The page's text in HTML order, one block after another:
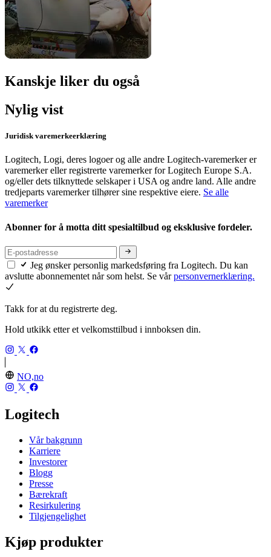
Kanskje liker du også
Nylig vist
Juridisk varemerkeerklæring
Logitech, Logi, deres logoer og alle andre Logitech-varemerker er
varemerker eller registrerte varemerker for Logitech Europe S.A.
og/eller dets tilknyttede selskaper i USA og andre land. Alle andre
tredjeparts varemerker tilhører sine respektive eiere. Se alle
varemerker
Abonner for å motta ditt spesialtilbud og eksklusive fordeler.
Jeg ønsker personlig markedsføring fra Logitech. Du kan
avslutte abonnementet når som helst. Se vårpersonvernerklæring.
Takk for at du registrerte deg.
Hold utkikk etter et velkomsttilbud i innboksen din.
NO,no
Logitech
Vår bakgrunn
Karriere
Investorer
Blogg
Presse
Bærekraft
Resirkulering
Tilgjengelighet
Kjøp produkter